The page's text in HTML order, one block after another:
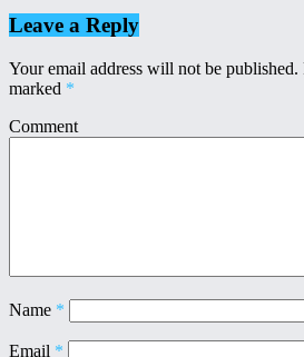
Leave a Reply
Your email address will not be published.
marked *
Comment
Name *
Email *